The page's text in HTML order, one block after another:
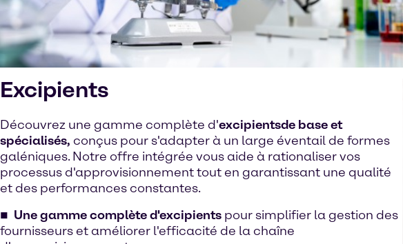
Excipients
Découvrez une gamme complète d'excipientsde base et
spécialisés, conçus pour s'adapter à un large éventail de formes
galéniques. Notre offre intégrée vous aide à rationaliser vos
processus d'approvisionnement tout en garantissant une qualité
et des performances constantes.
Une gamme complète d'excipients pour simplifier la gestion des
fournisseurs et améliorer l'efficacité de la chaîne